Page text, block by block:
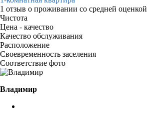
1 отзыв о проживании со средней оценкой
Чистота
Цена - качество
Качество обслуживания
Расположение
Своевременность заселения
Соответствие фото
Владимир